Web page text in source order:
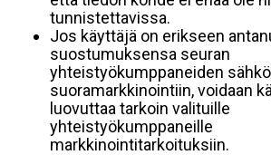
tunnistettavissa.
Jos käyttäjä on erikseen
suostumuksensa seuran
yhteistyökumppaneiden
suoramarkkinointiin, voidaan
luovuttaa tarkoin valituille
yhteistyökumppaneille
markkinointitarkoituksiin.